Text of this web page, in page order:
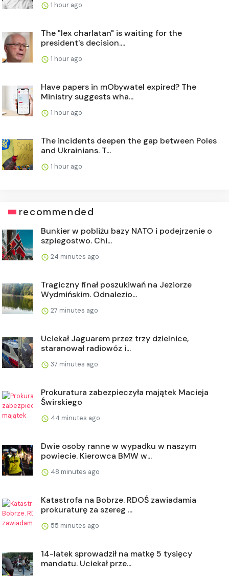
1 hour ago
The "lex charlatan" is waiting for the
president's decision....
1 hour ago
Have papers in mObywatel expired? The
Ministry suggests wha...
1 hour ago
The incidents deepen the gap between Poles
and Ukrainians. T...
1 hour ago
recommended
Bunkier w pobliżu bazy NATO i podejrzenie o
szpiegostwo. Chi...
24 minutes ago
Tragiczny finał poszukiwań na Jeziorze
Wydmińskim. Odnalezio...
27 minutes ago
Uciekał Jaguarem przez trzy dzielnice,
staranował radiowóz i...
37 minutes ago
Prokuratura zabezpieczyła majątek Macieja
Świrskiego
44 minutes ago
Dwie osoby ranne w wypadku w naszym
powiecie. Kierowca BMW w...
48 minutes ago
Katastrofa na Bobrze. RDOŚ zawiadamia
prokuraturę za szereg ...
55 minutes ago
14-latek sprowadził na matkę 5 tysięcy
mandatu. Uciekał prze...